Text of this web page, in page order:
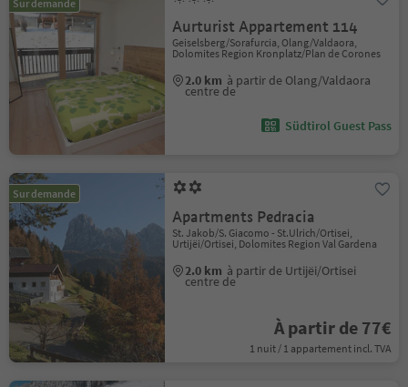
Sur demande
Aurturist Appartement 114
Geiselsberg/Sorafurcia, Olang/Valdaora,
Dolomites Region Kronplatz/Plan de Corones
2.0 km à partir de Olang/Valdaora
centre de
Südtirol Guest Pass
Sur demande
Apartments Pedracia
St. Jakob/S. Giacomo - St.Ulrich/Ortisei,
Urtijëi/Ortisei, Dolomites Region Val Gardena
2.0 km à partir de Urtijëi/Ortisei
centre de
À partir de 77€
1 nuit / 1 appartement incl. TVA